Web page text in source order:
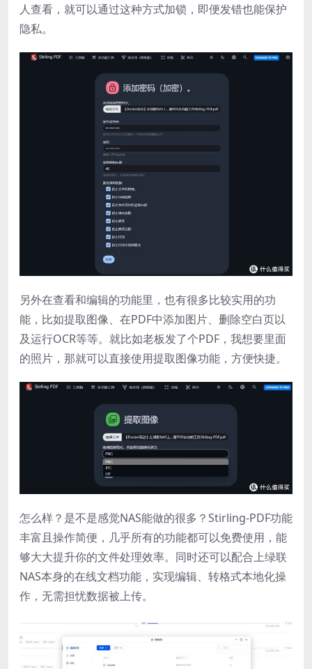
人查看，就可以通过这种方式加锁，即便发错也能保护
隐私。
另外在查看和编辑的功能里，也有很多比较实用的功
能，比如提取图像、在PDF中添加图片、删除空白页以
及运行OCR等等。就比如老板发了个PDF，我想要里面
的照片，那就可以直接使用提取图像功能，方便快捷。
怎么样？是不是感觉NAS能做的很多？Stirling-PDF功能
丰富且操作简便，几乎所有的功能都可以免费使用，能
够大大提升你的文件处理效率。同时还可以配合上绿联
NAS本身的在线文档功能，实现编辑、转格式本地化操
作，无需担忧数据被上传。